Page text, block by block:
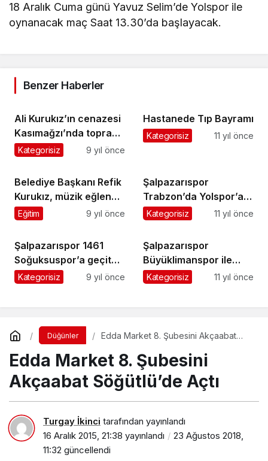
18 Aralık Cuma günü Yavuz Selim’de Yolspor ile
oynanacak maç Saat 13.30’da başlayacak.
Benzer Haberler
Ali Kurukız’ın cenazesi
Kasımağzı’nda toprağa
verildi
Kategorisiz 9 yıl önce
Hastanede Tıp Bayramı
Kategorisiz 11 yıl önce
Belediye Başkanı Refik
Kurukız, müzik eğlence
programında gündemi
Eğitim 9 yıl önce
Şalpazarıspor
Trabzon’da Yolspor’a 4
-1 mağlup oldu
Kategorisiz 11 yıl önce
Şalpazarıspor 1461
Soğuksuspor’a geçit
vermedi
Kategorisiz 9 yıl önce
Şalpazarıspor
Büyüklimanspor ile
berabere kaldı
Kategorisiz 11 yıl önce
Düğünler
Edda Market 8. Şubesini Akçaabat
Edda Market 8. Şubesini
Akçaabat Söğütlü’de Açtı
Turgay İkinci tarafından yayınlandı
16 Aralık 2015, 21:38 yayınlandı
23 Ağustos 2018,
11:32 güncellendi